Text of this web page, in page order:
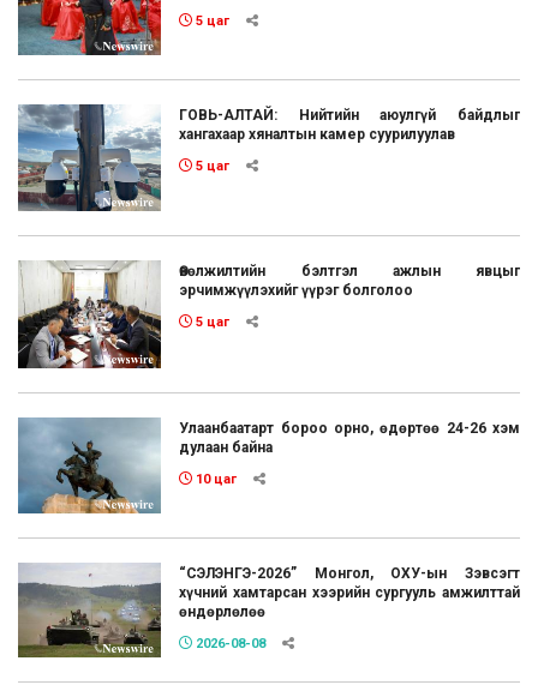
5 цаг
ГОВЬ-АЛТАЙ: Нийтийн аюулгүй байдлыг
хангахаар хяналтын камер суурилуулав
5 цаг
Өвөлжилтийн бэлтгэл ажлын явцыг
эрчимжүүлэхийг үүрэг болголоо
5 цаг
Улаанбаатарт бороо орно, өдөртөө 24-26 хэм
дулаан байна
10 цаг
“СЭЛЭНГЭ-2026” Монгол, ОХУ-ын Зэвсэгт
хүчний хамтарсан хээрийн сургууль амжилттай
өндөрлөлөө
2026-08-08